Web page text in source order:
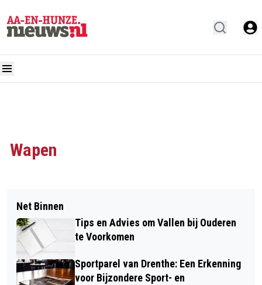
Wapen
Net Binnen
Tips en Advies om Vallen bij Ouderen
te Voorkomen
Sportparel van Drenthe: Een Erkenning
voor Bijzondere Sport- en